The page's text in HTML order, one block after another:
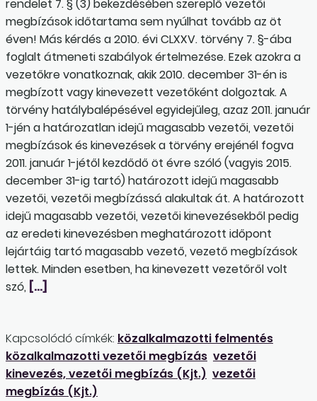
rendelet 7. § (3) bekezdésében szereplő vezetői
megbízások időtartama sem nyúlhat tovább az öt
éven! Más kérdés a 2010. évi CLXXV. törvény 7. §-ába
foglalt átmeneti szabályok értelmezése. Ezek azokra a
vezetőkre vonatkoznak, akik 2010. december 31-én is
megbízott vagy kinevezett vezetőként dolgoztak. A
törvény hatálybalépésével egyidejűleg, azaz 2011. január
1-jén a határozatlan idejű magasabb vezetői, vezetői
megbízások és kinevezések a törvény erejénél fogva
2011. január 1-jétől kezdődő öt évre szóló (vagy­is 2015.
december 31-ig tartó) határozott idejű magasabb
vezetői, vezetői megbízássá alakultak át. A határozott
idejű magasabb vezetői, vezetői kinevezésekből pedig
az eredeti kinevezésben meghatározott időpont
lejártáig tartó magasabb vezető, vezető megbízások
lettek. Minden esetben, ha kinevezett vezetőről volt
szó, […]
Kapcsolódó címkék: közalkalmazotti felmentés
közalkalmazotti vezetői megbízás vezetői
kinevezés, vezetői megbízás (Kjt.) vezetői
megbízás (Kjt.)